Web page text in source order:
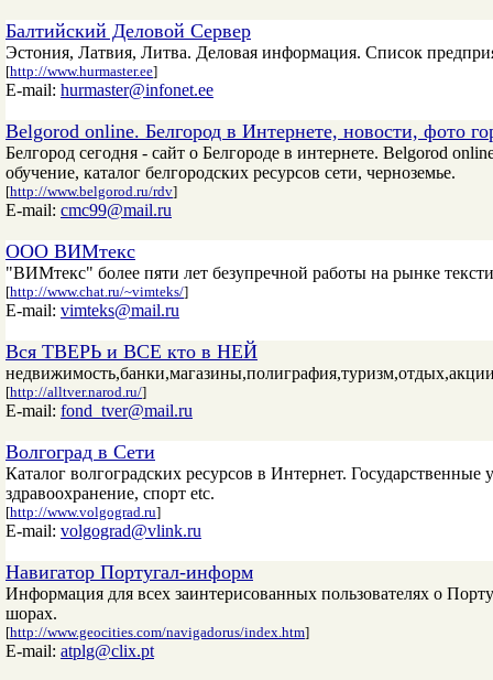
Балтийский Деловой Сервер
Эстония, Латвия, Литва. Деловая информация. Список
[http://www.hurmaster.ee]
E-mail: hurmaster@infonet.ee
Belgorod online. Белгород в Интернете, новости, фото
Белгород сегодня - сайт о Белгороде в интернете. Belgorod
обучение, каталог белгородских ресурсов сети, черноземье.
[http://www.belgorod.ru/rdv]
E-mail: cmc99@mail.ru
ООО ВИМтекс
"ВИМтекс" более пяти лет безупречной работы на рынке
[http://www.chat.ru/~vimteks/]
E-mail: vimteks@mail.ru
Вся ТВЕРЬ и ВСЕ кто в НЕЙ
[http://alltver.narod.ru/]
E-mail: fond_tver@mail.ru
Волгоград в Сети
Каталог волгоградских ресурсов в Интернет.
здравоохранение, спорт etc.
[http://www.volgograd.ru]
E-mail: volgograd@vlink.ru
Навигатор Португал-информ
Информация для всех заинтерисованных пользователях о
шорах.
[http://www.geocities.com/navigadorus/index.htm]
E-mail: atplg@clix.pt